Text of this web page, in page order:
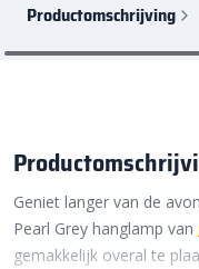
Productomschrijving
Geniet langer van de
Pearl Grey hanglamp van
gemakkelijk overal te